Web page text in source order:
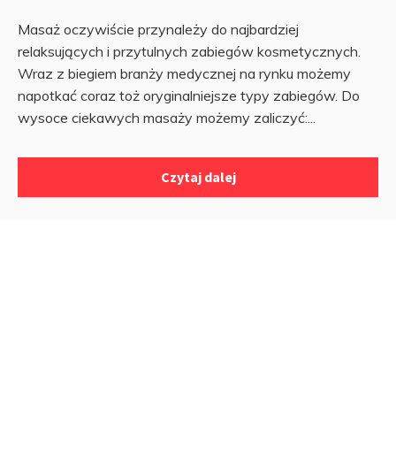
Masaż oczywiście przynależy do najbardziej
relaksujących i przytulnych zabiegów kosmetycznych.
Wraz z biegiem branży medycznej na rynku możemy
napotkać coraz toż oryginalniejsze typy zabiegów. Do
wysoce ciekawych masaży możemy zaliczyć:...
Czytaj dalej